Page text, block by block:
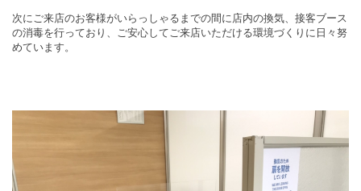
次にご来店のお客様がいらっしゃるまでの間に店内の換気、接客ブース
の消毒を行っており、ご安心してご来店いただける環境づくりに日々努
めています。